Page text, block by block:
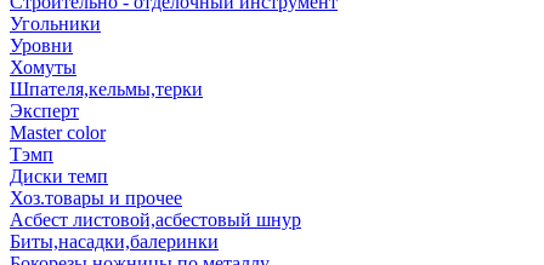
Угольники
Уровни
Хомуты
Шпателя,кельмы,терки
Эксперт
Master color
Тэмп
Диски темп
Хоз.товары и прочее
Асбест листовой,асбестовый шнур
Биты,насадки,балеринки